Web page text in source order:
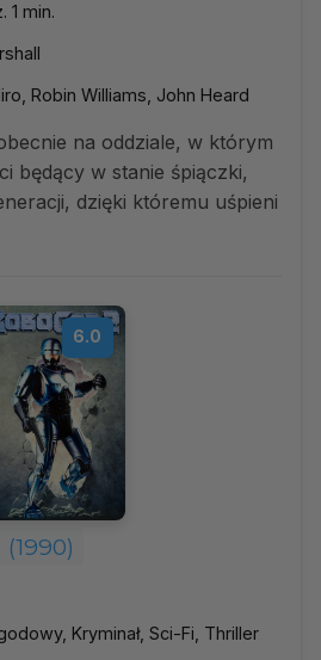
1 min.
Robin Williams, John Heard
na oddziale, w którym
będący w stanie śpiączki,
dzięki któremu uśpieni
6.0
(1990)
Kryminał, Sci-Fi, Thriller